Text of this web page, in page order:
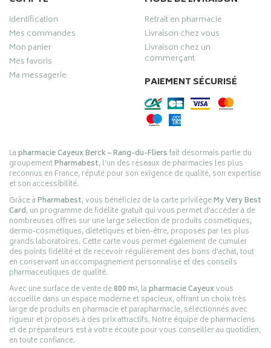
Identification
Mes commandes
Mon panier
Mes favoris
Ma messagerie
Retrait en pharmacie
Livraison chez vous
Livraison chez un
commerçant
PAIEMENT SÉCURISÉ
Lapharmacie Cayeux Berck – Rang-du-Fliersfait désormais partie du
groupementPharmabest, l’un des réseaux de pharmacies les plus
reconnus en France, réputé pour son exigence de qualité, son expertise
et son accessibilité.
Grâce àPharmabest, vous bénéficiez de la carte privilègeMy Very Best
Card, un programme de fidélité gratuit qui vous permet d’accéder à de
nombreuses offres sur une large sélection de produits cosmétiques,
dermo-cosmétiques, diététiques et bien-être, proposés par les plus
grands laboratoires. Cette carte vous permet également de cumuler
des points fidélité et de recevoir régulièrement des bons d’achat, tout
en conservant un accompagnement personnalisé et des conseils
pharmaceutiques de qualité.
Avec une surface de vente de800 m², lapharmacie Cayeuxvous
accueille dans un espace moderne et spacieux, offrant un choix très
large de produits en pharmacie et parapharmacie, sélectionnés avec
rigueur et proposés à des prix attractifs. Notre équipe de pharmaciens
et de préparateurs est à votre écoute pour vous conseiller au quotidien,
en toute confiance.